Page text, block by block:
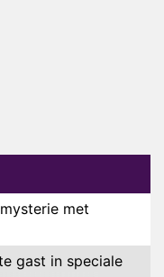
met
gast in speciale